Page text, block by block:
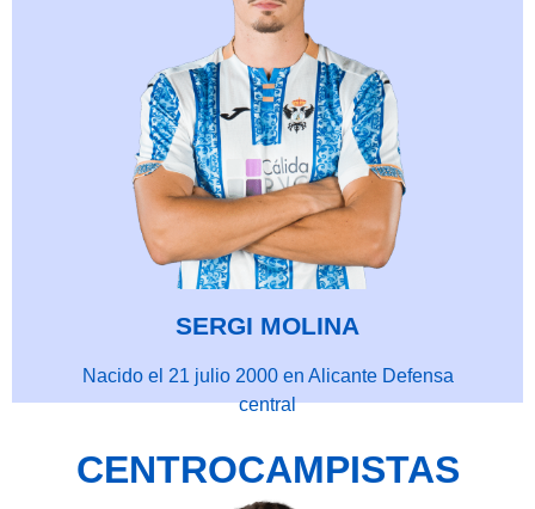
SERGI MOLINA
Nacido el 21 julio 2000 en Alicante Defensa
central
CENTROCAMPISTAS